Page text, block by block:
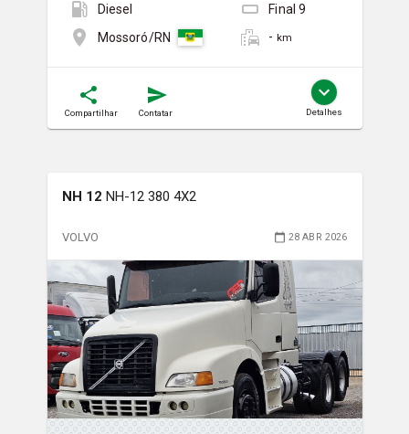
Diesel
Final9
Mossoró/RN
- km
Compartilhar Contatar Detalhes
NH 12 NH-12 380 4X2
VOLVO 28 ABR 2026